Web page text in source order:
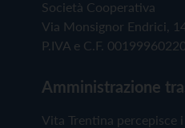
Società Cooperativa
Via Monsignor Endrici,
P.IVA e C.F.
Amministrazione
Vita Trentina